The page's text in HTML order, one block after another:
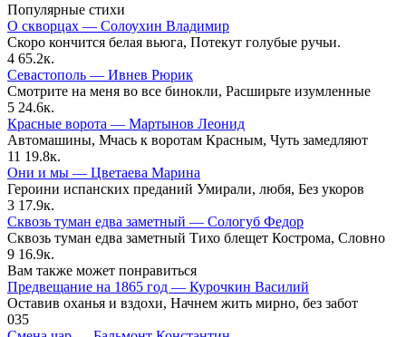
Популярные стихи
О скворцах — Солоухин Владимир
Скоро кончится белая вьюга, Потекут голубые ручьи.
4 65.2к.
Севастополь — Ивнев Рюрик
Смотрите на меня во все бинокли, Расширьте изумленные
5 24.6к.
Красные ворота — Мартынов Леонид
Автомашины, Мчась к воротам Красным, Чуть замедляют
11 19.8к.
Они и мы — Цветаева Марина
Героини испанских преданий Умирали, любя, Без укоров
3 17.9к.
Сквозь туман едва заметный — Сологуб Федор
Сквозь туман едва заметный Тихо блещет Кострома, Словно
9 16.9к.
Вам также может понравиться
Предвещание на 1865 год — Курочкин Василий
Оставив оханья и вздохи, Начнем жить мирно, без забот
035